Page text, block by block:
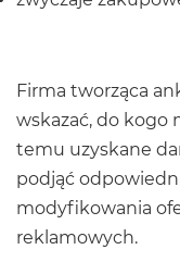
Firma tworząca
wskazać, do kogo
temu uzyskane
podjąć
modyfikowania
reklamowych.